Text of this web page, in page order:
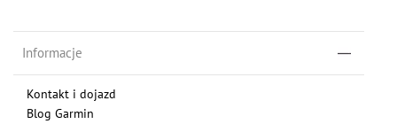
Informacje
Kontakt i dojazd
Blog Garmin